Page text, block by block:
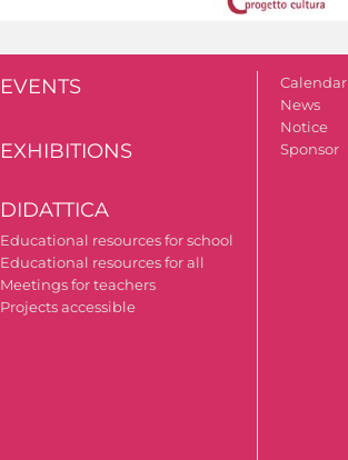
EVENTS
EXHIBITIONS
DIDATTICA
Educational resources for school
Educational resources for all
Meetings for teachers
Projects accessible
Calendar
News
Notice
Sponsor